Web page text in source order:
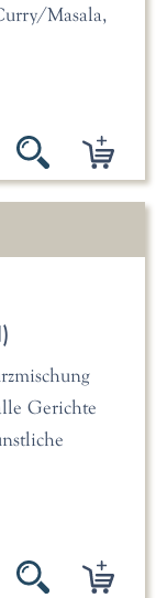
Masala,
Gerichte